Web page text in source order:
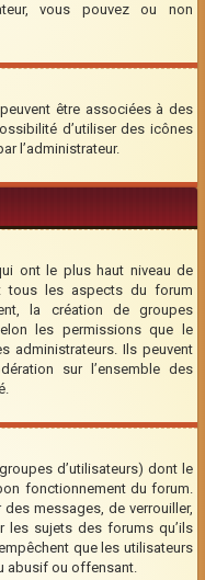
vous pouvez ou non
être associées à des
d’utiliser des icônes
l’administrateur.
ont le plus haut niveau de
tous les aspects du forum
la création de groupes
les permissions que le
administrateurs. Ils peuvent
sur l’ensemble des
d’utilisateurs) dont le
fonctionnement du forum.
messages, de verrouiller,
les sujets des forums qu’ils
que les utilisateurs
abusif ou offensant.